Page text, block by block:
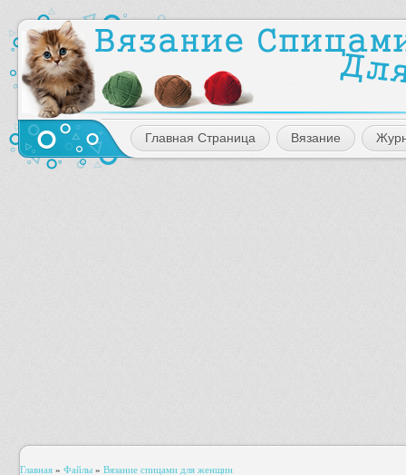
Главная Страница Вязание
Главная » Файлы » Вязание спицами для женщин